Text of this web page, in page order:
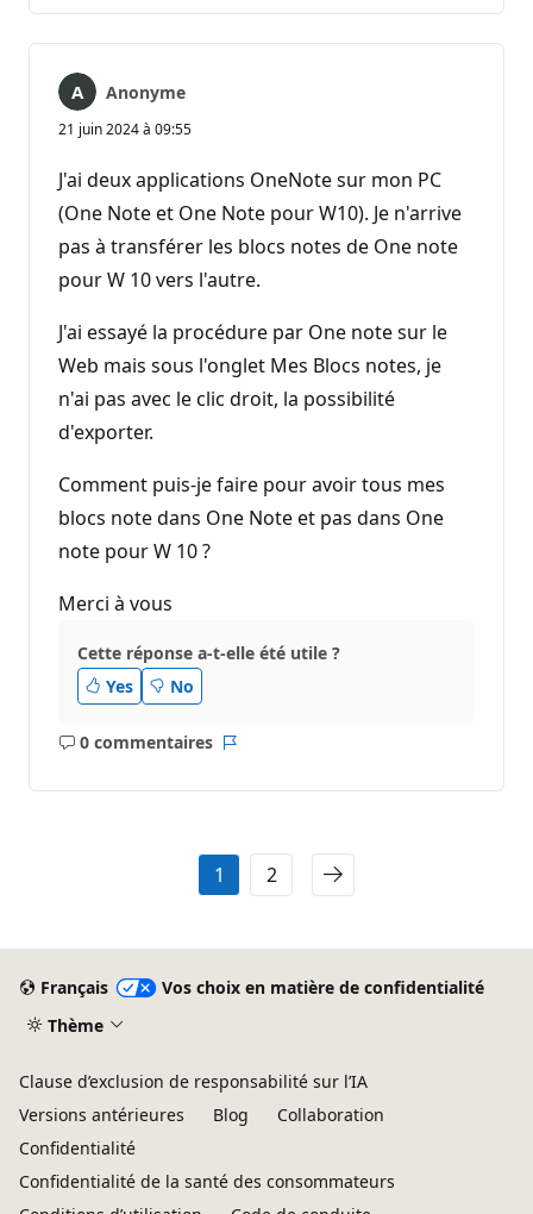
Anonyme
21 juin 2024 à 09:55
J'ai deux applications OneNote sur mon PC
(One Note et One Note pour W10). Je n'arrive
pas à transférer les blocs notes de One note
pour W 10 vers l'autre.
J'ai essayé la procédure par One note sur le
Web mais sous l'onglet Mes Blocs notes, je
n'ai pas avec le clic droit, la possibilité
d'exporter.
Comment puis-je faire pour avoir tous mes
blocs note dans One Note et pas dans One
note pour W 10 ?
Merci à vous
Cette réponse a-t-elle été utile ?
Yes
No
0 commentaires
Aucun
1 2
Français
Vos choix en matière de confidentialité
Thème
Clause d’exclusion de responsabilité sur l’IA
Versions antérieures
Blog
Collaboration
Confidentialité
Confidentialité de la santé des consommateurs